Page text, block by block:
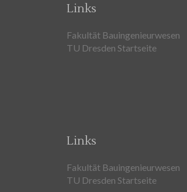
Links
Fakultät Bauingenieurwesen
TU Dresden Startseite
Links
Fakultät Bauingenieurwesen
TU Dresden Startseite